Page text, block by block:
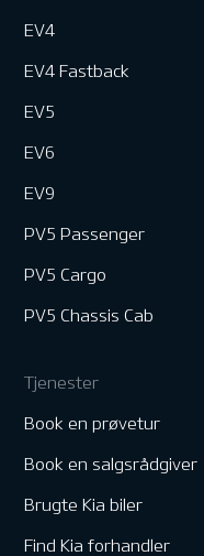
EV4
EV4 Fastback
EV5
EV6
EV9
PV5 Passenger
PV5 Cargo
PV5 Chassis Cab
Tjenester
Book en prøvetur
Book en salgsrådgiver
Brugte Kia biler
Find Kia forhandler